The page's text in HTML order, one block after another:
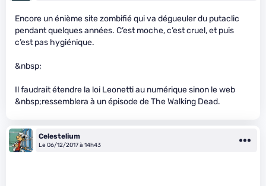
Encore un énième site zombifié qui va dégueuler du putaclic
pendant quelques années. C’est moche, c’est cruel, et puis
c’est pas hygiénique.
&nbsp;
Il faudrait étendre la loi Leonetti au numérique sinon le web
&nbsp;ressemblera à un épisode de The Walking Dead.
Celestelium
Le 06/12/2017 à 14h43